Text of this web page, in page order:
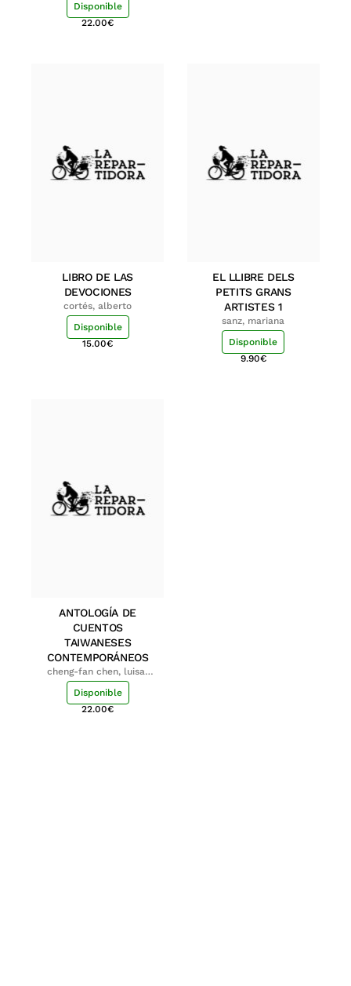
Disponible
22.00€
LIBRO DE LAS
DEVOCIONES
cortés, alberto
Disponible
15.00€
EL LLIBRE DELS
PETITS GRANS
ARTISTES 1
sanz, mariana
Disponible
9.90€
ANTOLOGÍA DE
CUENTOS
TAIWANESES
CONTEMPORÁNEOS
cheng-fan chen, luisa;
shu-ying chang, luisa
Disponible
22.00€